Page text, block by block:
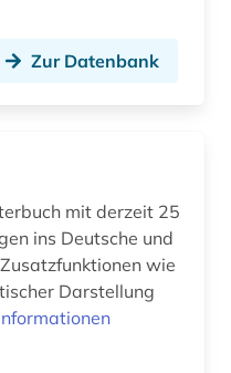
Zur Datenbank
mit derzeit 25
ins Deutsche und
wie
Darstellung